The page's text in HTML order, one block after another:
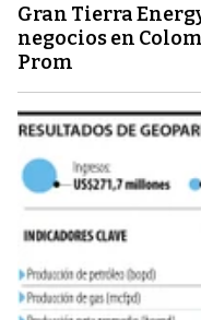
Gran Tierra
negocios en
Prom